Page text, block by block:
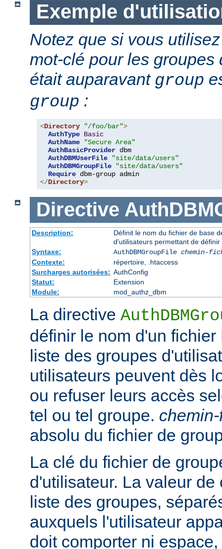
Exemple
Notez que si vous
mot-clé pour les groupes
était auparavant group
group :
<Directory "/foo/bar">
AuthType Basic
AuthName
"Secure Area"
AuthBasicProvider dbm
AuthDBMUserFile
"site/data/users"
AuthDBMGroupFile
"site/data/users"
Require
</Directory>
Directive
Description:
Définit le nom du fichier de base
d'utilisateurs permettant de
Syntaxe:
AuthDBMGroupFile chemin-
Contexte:
répertoire, .htaccess
Surcharges autorisées: AuthConfig
Statut:
Extension
Module:
mod_authz_dbm
La directive
définir le nom d'un
liste des groupes
utilisateurs peuvent dès
ou refuser leurs accès
tel ou tel groupe.
absolu du fichier de
La clé du fichier de
d'utilisateur. La valeur
liste des groupes,
auxquels l'utilisateur
doit comporter ni